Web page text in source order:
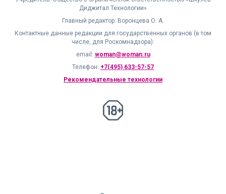
числе, для Роскомнадзора):
email:woman@woman.ru
Телефон:+7(495) 633-57-57
Рекомендательные технологии
18+